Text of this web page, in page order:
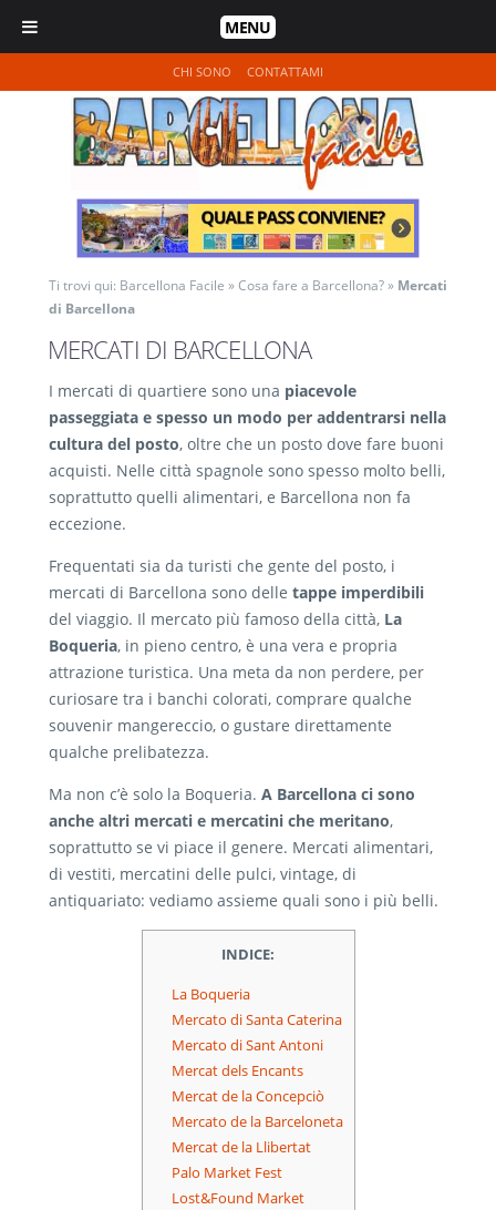
MENU
CHI SONO CONTATTAMI
Ti trovi qui: Barcellona Facile »Cosa fare a Barcellona?» Mercati
di Barcellona
MERCATI DI BARCELLONA
I mercati di quartiere sono una piacevole
passeggiata e spesso un modo per addentrarsi nella
cultura del posto, oltre che un posto dove fare buoni
acquisti. Nelle città spagnole sono spesso molto belli,
soprattutto quelli alimentari, e Barcellona non fa
eccezione.
Frequentati sia da turisti che gente del posto, i
mercati di Barcellona sono delle tappe imperdibili
del viaggio. Il mercato più famoso della città, La
Boqueria, in pieno centro, è una vera e propria
attrazione turistica. Una meta da non perdere, per
curiosare tra i banchi colorati, comprare qualche
souvenir mangereccio, o gustare direttamente
qualche prelibatezza.
Ma non c’è solo la Boqueria. A Barcellona ci sono
anche altri mercati e mercatini che meritano,
soprattutto se vi piace il genere. Mercati alimentari,
di vestiti, mercatini delle pulci, vintage, di
antiquariato: vediamo assieme quali sono i più belli.
INDICE:
La Boqueria
Mercato di Santa Caterina
Mercato di Sant Antoni
Mercat dels Encants
Mercat de la Concepciò
Mercato de la Barceloneta
Mercat de la Llibertat
Palo Market Fest
Lost&Found Market